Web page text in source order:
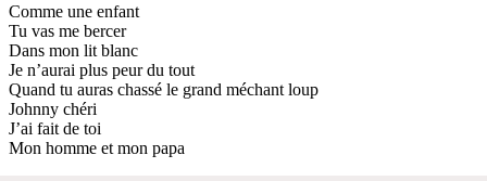
Comme une enfant
Tu vas me bercer
Dans mon lit blanc
Je n’aurai plus peur du tout
Quand tu auras chassé le grand méchant loup
Johnny chéri
J’ai fait de toi
Mon homme et mon papa